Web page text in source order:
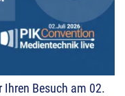
Ihren Besuch am 02.